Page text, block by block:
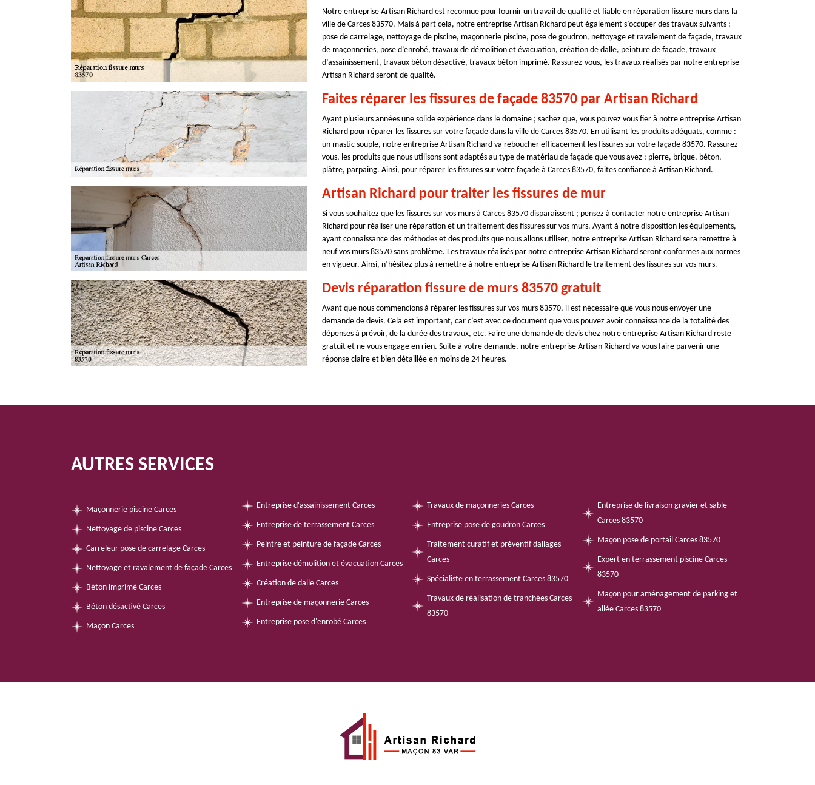
Notre entreprise Artisan Richard est reconnue pour fournir un travail de qualité et fiable en réparation fissure murs dans la
ville de Carces 83570. Mais à part cela, notre entreprise Artisan Richard peut également s’occuper des travaux suivants :
pose de carrelage, nettoyage de piscine, maçonnerie piscine, pose de goudron, nettoyage et ravalement de façade, travaux
de maçonneries, pose d’enrobé, travaux de démolition et évacuation, création de dalle, peinture de façade, travaux
d’assainissement, travaux béton désactivé, travaux béton imprimé. Rassurez-vous, les travaux réalisés par notre entreprise
Artisan Richard seront de qualité.
Faites réparer les fissures de façade 83570 par Artisan Richard
Ayant plusieurs années une solide expérience dans le domaine ; sachez que, vous pouvez vous fier à notre entreprise Artisan
Richard pour réparer les fissures sur votre façade dans la ville de Carces 83570. En utilisant les produits adéquats, comme :
un mastic souple, notre entreprise Artisan Richard va reboucher efficacement les fissures sur votre façade 83570. Rassurez-
vous, les produits que nous utilisons sont adaptés au type de matériau de façade que vous avez : pierre, brique, béton,
plâtre, parpaing. Ainsi, pour réparer les fissures sur votre façade à Carces 83570, faites confiance à Artisan Richard.
Artisan Richard pour traiter les fissures de mur
Si vous souhaitez que les fissures sur vos murs à Carces 83570 disparaissent ; pensez à contacter notre entreprise Artisan
Richard pour réaliser une réparation et un traitement des fissures sur vos murs. Ayant à notre disposition les équipements,
ayant connaissance des méthodes et des produits que nous allons utiliser, notre entreprise Artisan Richard sera remettre à
neuf vos murs 83570 sans problème. Les travaux réalisés par notre entreprise Artisan Richard seront conformes aux normes
en vigueur. Ainsi, n’hésitez plus à remettre à notre entreprise Artisan Richard le traitement des fissures sur vos murs.
Devis réparation fissure de murs 83570 gratuit
Avant que nous commencions à réparer les fissures sur vos murs 83570, il est nécessaire que vous nous envoyer une
demande de devis. Cela est important, car c’est avec ce document que vous pouvez avoir connaissance de la totalité des
dépenses à prévoir, de la durée des travaux, etc. Faire une demande de devis chez notre entreprise Artisan Richard reste
gratuit et ne vous engage en rien. Suite à votre demande, notre entreprise Artisan Richard va vous faire parvenir une
réponse claire et bien détaillée en moins de 24 heures.
AUTRES SERVICES
Maçonnerie piscine Carces
Nettoyage de piscine Carces
Carreleur pose de carrelage Carces
Nettoyage et ravalement de façade Carces
Béton imprimé Carces
Béton désactivé Carces
Maçon Carces
Entreprise d'assainissement Carces
Entreprise de terrassement Carces
Peintre et peinture de façade Carces
Entreprise démolition et évacuation Carces
Création de dalle Carces
Entreprise de maçonnerie Carces
Entreprise pose d'enrobé Carces
Travaux de maçonneries Carces
Entreprise pose de goudron Carces
Traitement curatif et préventif dallages
Carces
Spécialiste en terrassement Carces 83570
Travaux de réalisation de tranchées Carces
83570
Entreprise de livraison gravier et sable
Carces 83570
Maçon pose de portail Carces 83570
Expert en terrassement piscine Carces
83570
Maçon pour aménagement de parking et
allée Carces 83570